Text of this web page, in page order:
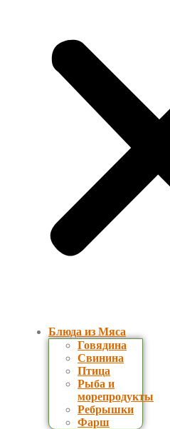
Блюда из Мяса
Говядина
Свинина
Птица
Рыба и
морепродукты
Ребрышки
Фарш